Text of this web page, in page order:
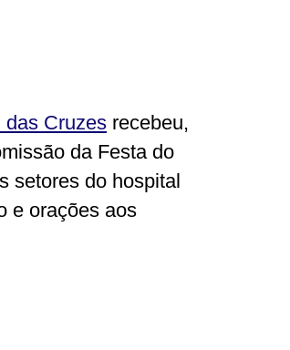
das Cruzes recebeu,
da Festa do
setores do hospital
e orações aos